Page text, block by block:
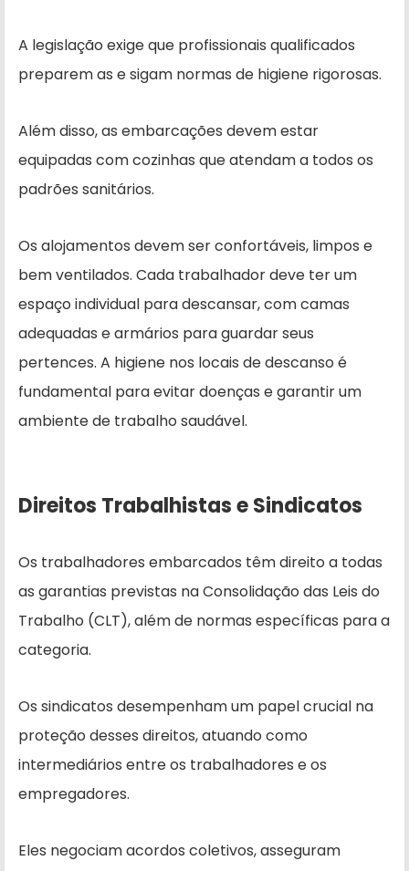
A legislação exige que profissionais qualificados
preparem as e sigam normas de higiene rigorosas.
Além disso, as embarcações devem estar
equipadas com cozinhas que atendam a todos os
padrões sanitários.
Os alojamentos devem ser confortáveis, limpos e
bem ventilados. Cada trabalhador deve ter um
espaço individual para descansar, com camas
adequadas e armários para guardar seus
pertences. A higiene nos locais de descanso é
fundamental para evitar doenças e garantir um
ambiente de trabalho saudável.
Direitos Trabalhistas e Sindicatos
Os trabalhadores embarcados têm direito a todas
as garantias previstas na Consolidação das Leis do
Trabalho (CLT), além de normas específicas para a
categoria.
Os sindicatos desempenham um papel crucial na
proteção desses direitos, atuando como
intermediários entre os trabalhadores e os
empregadores.
Eles negociam acordos coletivos, asseguram